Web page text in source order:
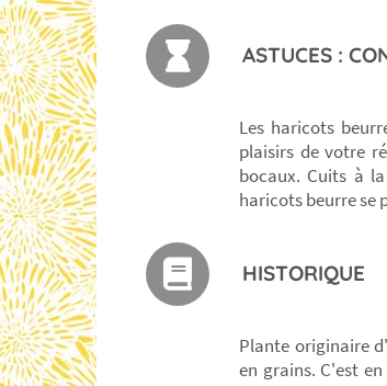
ASTUCES :
Les haricots
plaisirs de votre
bocaux. Cuits à
haricots beurre se
HISTORIQUE
Plante originaire
en grains. C'est